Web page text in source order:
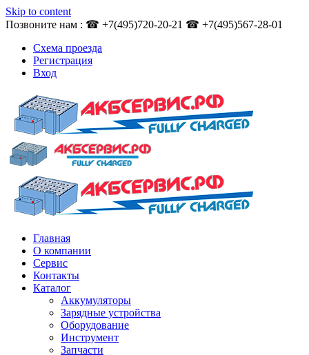
Skip to content
Позвоните нам : ☎ +7(495)720-20-21 ☎ +7(495)567-28-01
Схема проезда
Регистрация
Вход
Главная
О компании
Сервис
Контакты
Каталог
Аккумуляторы
Зарядные устройства
Оборудование
Инструмент
Запчасти